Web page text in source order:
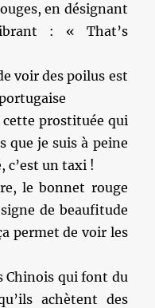
en désignant
: « That’s
voir des poilus est
cette prostituée qui
que je suis à peine
c’est un taxi !
le bonnet rouge
de beaufitude
permet de voir les
Chinois qui font du
achètent des